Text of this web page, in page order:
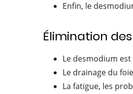
Enfin, le
Élimination
Le desmodium
Le drainage du
La fatigue, les